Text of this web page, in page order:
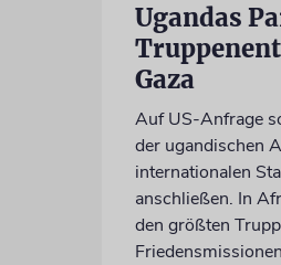
Ugandas
Gaza
Auf US-Anfrage
der ugandischen
internationalen
anschließen. In
den größten
Friedensmissionen